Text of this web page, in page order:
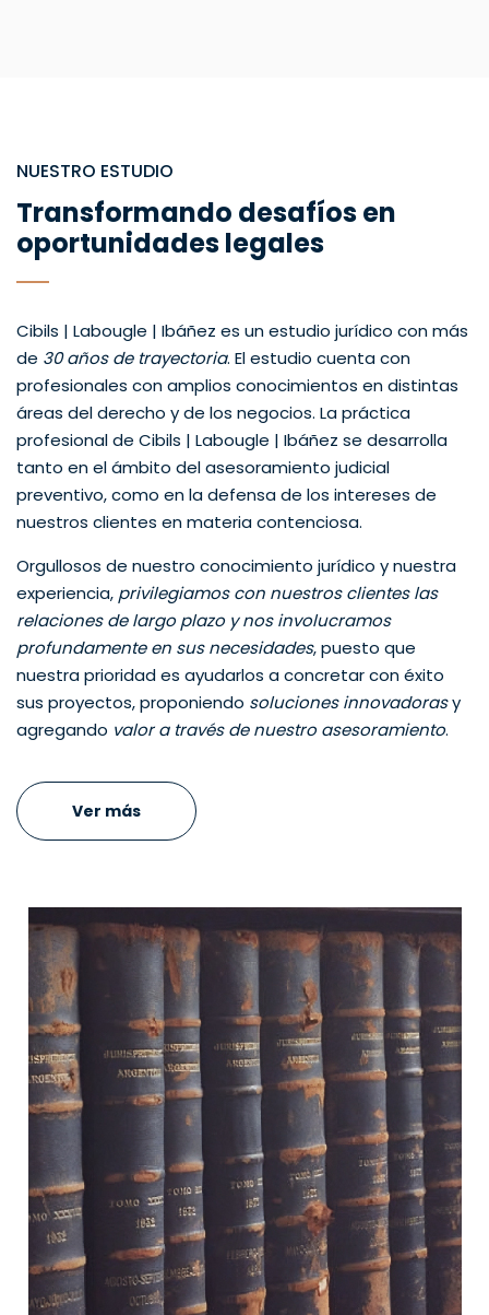
NUESTRO ESTUDIO
Transformando desafíos en
oportunidades legales
Cibils | Labougle | Ibáñez es un estudio jurídico con más
de 30 años de trayectoria. El estudio cuenta con
profesionales con amplios conocimientos en distintas
áreas del derecho y de los negocios. La práctica
profesional de Cibils | Labougle | Ibáñez se desarrolla
tanto en el ámbito del asesoramiento judicial
preventivo, como en la defensa de los intereses de
nuestros clientes en materia contenciosa.
Orgullosos de nuestro conocimiento jurídico y nuestra
experiencia, privilegiamos con nuestros clientes las
relaciones de largo plazo y nos involucramos
profundamente en sus necesidades, puesto que
nuestra prioridad es ayudarlos a concretar con éxito
sus proyectos, proponiendo soluciones innovadorasy
agregando valor a través de nuestro asesoramiento.
Ver más